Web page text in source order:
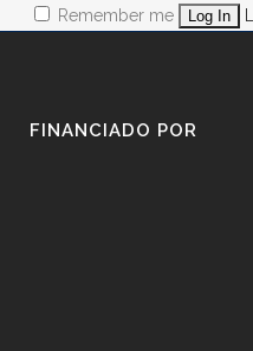
Remember me
FINANCIADO POR